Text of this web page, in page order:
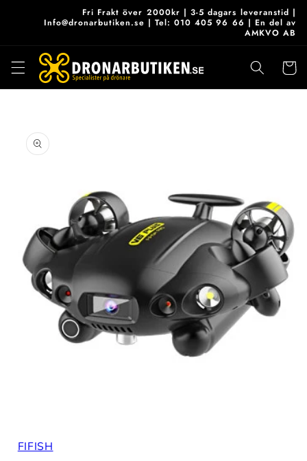
Fri Frakt över 2000kr | 3-5 dagars leveranstid |
Info@dronarbutiken.se | Tel: 010 405 96 66 | En del av
AMKVO AB
vidare till
i
modalfönster
FIFISH